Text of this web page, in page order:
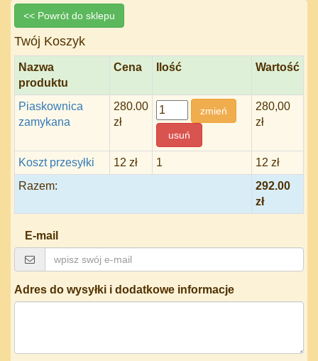
<< Powrót do sklepu
Twój Koszyk
Nazwa
produktu
Cena Ilość Wartość
Piaskownica
zamykana
280.00
zł
280,00
zł
Koszt przesyłki 12 zł 1
12 zł
Razem:
292.00
zł
E-mail
Adres do wysyłki i dodatkowe informacje